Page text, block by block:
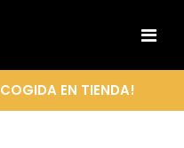
EN TIENDA!